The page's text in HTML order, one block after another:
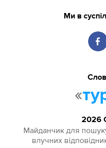
Ми в
«
2026
Майданчик для
влучних